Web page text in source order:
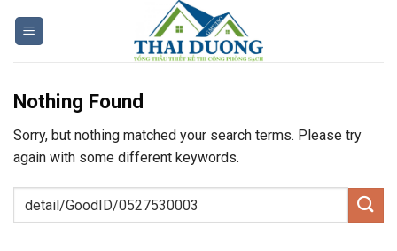
Nothing Found
Sorry, but nothing matched your search terms. Please try
again with some different keywords.